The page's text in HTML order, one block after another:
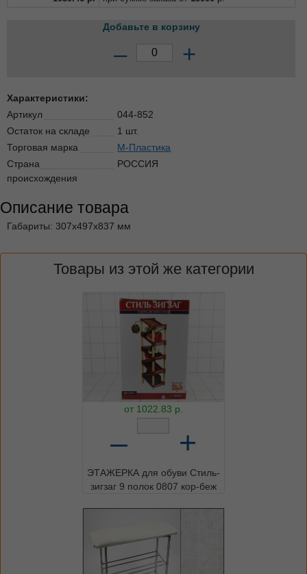
Добавьте в корзину
– +
Характеристики:
Артикул
044-852
Остаток на складе
1 шт.
Торговая марка
М-Пластика
Страна
происхождения
РОССИЯ
Описание товара
Габариты: 307x497x837 мм
Товары из этой же категории
от 1022.83 р.
– +
ЭТАЖЕРКА для обуви Стиль-
зигзаг 9 полок 0807 кор-беж